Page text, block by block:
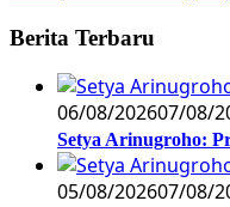
Berita Terbaru
06/08/202607/08/
Setya Arinugroho:
05/08/202607/08/